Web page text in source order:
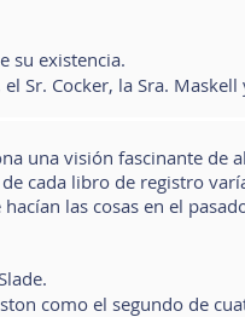
su existencia.
Sr. Cocker, la Sra.
una visión fascinante de
cada libro de registro
las cosas en el
como el segundo de